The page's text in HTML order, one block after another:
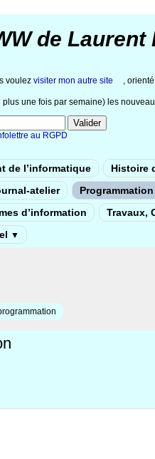
de Laurent
voulez visiter mon autre site ,
plus une fois par semaine) les
au RGPD
de l’informatique Histoire
atelier Programmation
d’information Travaux,
▼